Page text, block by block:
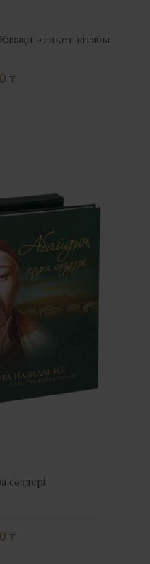
этикет кітабы
₸
сөздері
₸